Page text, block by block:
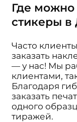
Где можно
стикеры в
Часто
заказать
— у нас! Мы
клиентами,
Благодаря
заказать
одного
тиражей.